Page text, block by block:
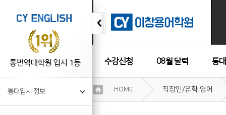
수강신청 08월 달력 통
수강후기
통대입시 정보 HOME 직장인/유학 영어